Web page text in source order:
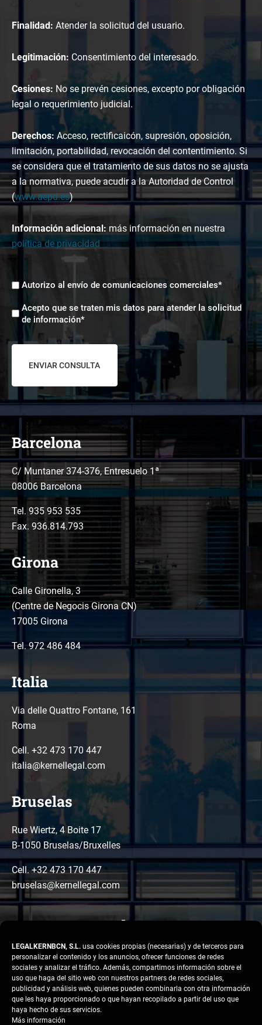
LEGALKERNBCN, S.L. usa cookies propias (necesarias) y de terceros para
personalizar el contenido y los anuncios, ofrecer funciones de redes
sociales y analizar el tráfico. Además, compartimos información sobre el
uso que haga del sitio web con nuestros partners de redes sociales,
publicidad y análisis web, quienes pueden combinarla con otra información
que les haya proporcionado o que hayan recopilado a partir del uso que
haya hecho de sus servicios.
Más información
Finalidad: Atender la solicitud del usuario.
Legitimación: Consentimiento del interesado.
Cesiones: No se prevén cesiones, excepto por obligación
legal o requerimiento judicial.
Derechos: Acceso, rectificaicón, supresión, oposición,
limitación, portabilidad, revocación del contentimiento. Si
se considera que el tratamiento de sus datos no se ajusta
a la normativa, puede acudir a la Autoridad de Control
(www.aepd.es)
Información adicional: más información en nuestra
política de privacidad
Envíos
Autorizo al envío de comunicaciones comerciales*
Aceptación
tratamiento
datos
Acepto que se traten mis datos para atender la solicitud
de información*
Barcelona
C/ Muntaner 374-376, Entresuelo 1ª
08006 Barcelona
Tel. 935 953 535
Fax. 936.814.793
Girona
Calle Gironella, 3
(Centre de Negocis Girona CN)
17005 Girona
Tel.972 486 484
Italia
Via delle Quattro Fontane, 161
Roma
Cell. +32 473 170 447
italia@kernellegal.com
Bruselas
Rue Wiertz, 4 Boite 17
B-1050 Bruselas/Bruxelles
Cell. +32 473 170 447
bruselas@kernellegal.com
LinkedIn
Instagram
Facebook
Copyright © 2026 Kernel